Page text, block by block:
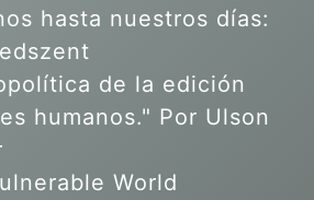
hasta nuestros días:
de la edición
humanos." Por Ulson
World